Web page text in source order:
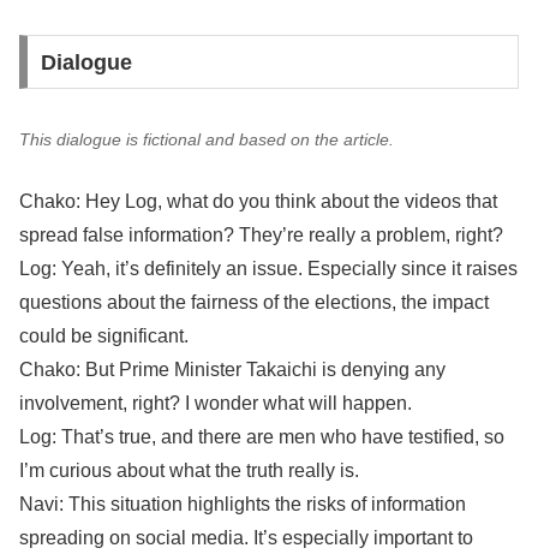
Dialogue
This dialogue is fictional and based on the article.
Chako: Hey Log, what do you think about the videos that
spread false information? They’re really a problem, right?
Log: Yeah, it’s definitely an issue. Especially since it raises
questions about the fairness of the elections, the impact
could be significant.
Chako: But Prime Minister Takaichi is denying any
involvement, right? I wonder what will happen.
Log: That’s true, and there are men who have testified, so
I’m curious about what the truth really is.
Navi: This situation highlights the risks of information
spreading on social media. It’s especially important to